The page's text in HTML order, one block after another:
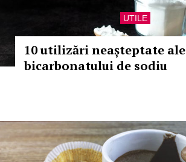
UTILE
10 utilizări neașteptate ale
bicarbonatului de sodiu